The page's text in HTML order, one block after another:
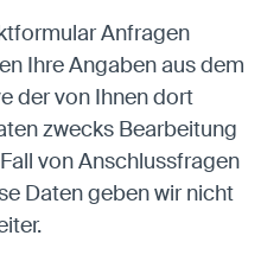
Anfragen
Ihre Angaben aus dem
der von Ihnen dort
zwecks Bearbeitung
von Anschlussfragen
Daten geben wir nicht